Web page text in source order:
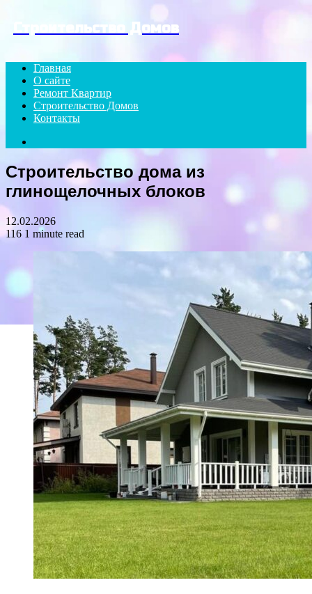
Строительство Домов
Главная
О сайте
Ремонт Квартир
Строительство Домов
Контакты
Строительство дома из
глинощелочных блоков
12.02.2026
116 1 minute read